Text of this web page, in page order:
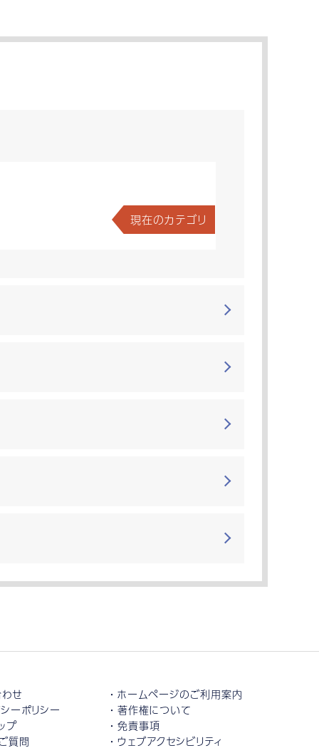
現在のカテゴリ
せ
ホームページのご利用案内
ーポリシー
著作権について
プ
免責事項
質問
ウェブアクセシビリティ